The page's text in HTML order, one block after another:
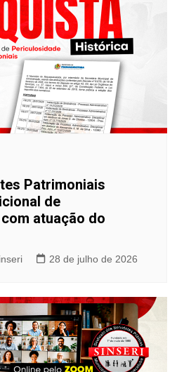
Patrimoniais
de
atuação do
28 de julho de 2026